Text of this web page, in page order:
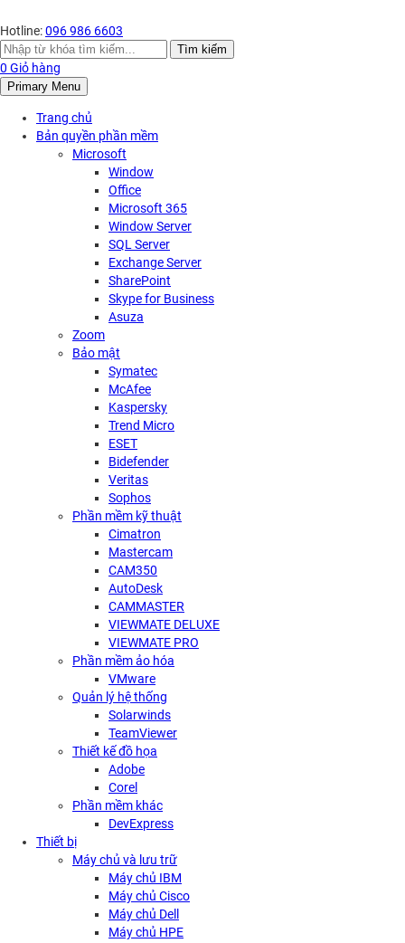
Hotline:096 986 6603
Search
for:
Tìm kiếm
0 Giỏ hàng
Primary Menu
Trang chủ
Bản quyền phần mềm
Microsoft
Window
Office
Microsoft 365
Window Server
SQL Server
Exchange Server
SharePoint
Skype for Business
Asuza
Zoom
Bảo mật
Symatec
McAfee
Kaspersky
Trend Micro
ESET
Bidefender
Veritas
Sophos
Phần mềm kỹ thuật
Cimatron
Mastercam
CAM350
AutoDesk
CAMMASTER
VIEWMATE DELUXE
VIEWMATE PRO
Phần mềm ảo hóa
VMware
Quản lý hệ thống
Solarwinds
TeamViewer
Thiết kế đồ họa
Adobe
Corel
Phần mềm khác
DevExpress
Thiết bị
Máy chủ và lưu trữ
Máy chủ IBM
Máy chủ Cisco
Máy chủ Dell
Máy chủ HPE